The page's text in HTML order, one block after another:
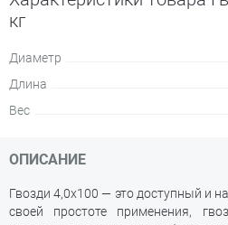
кг
Диаметр
Длина
Вес
ОПИСАНИЕ
Гвозди 4,0х100 — это доступный и
своей простоте применения,